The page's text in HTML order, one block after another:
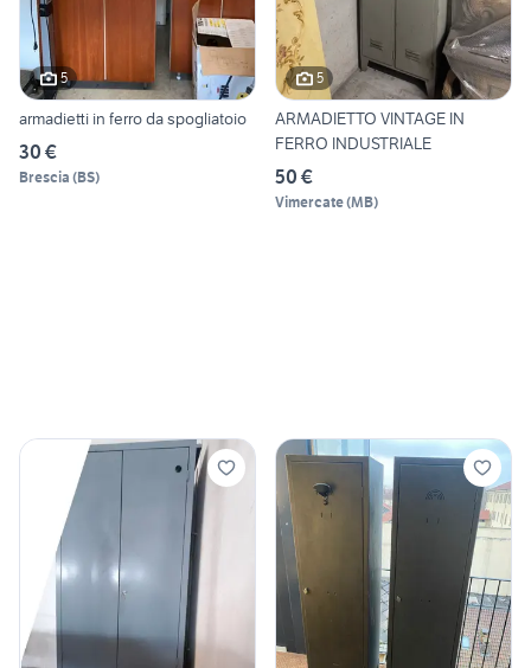
5
armadietti in ferro da spogliatoio
30 €
Brescia (BS)
5
ARMADIETTO VINTAGE IN
FERRO INDUSTRIALE
50 €
Vimercate(MB)